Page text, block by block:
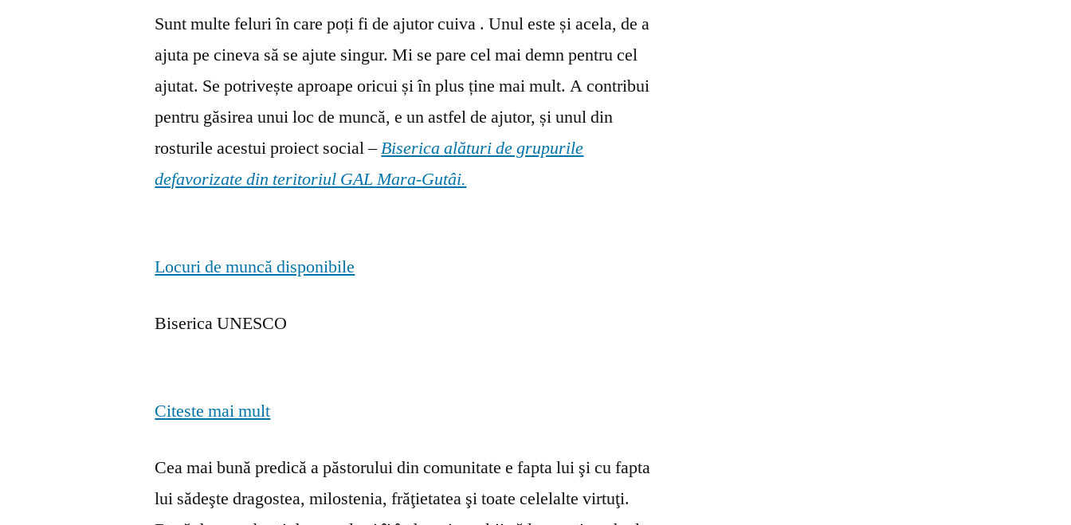
Sunt multe feluri în care poți fi de ajutor cuiva . Unul este și acela, de a
ajuta pe cineva să se ajute singur. Mi se pare cel mai demn pentru cel
ajutat. Se potrivește aproape oricui și în plus ține mai mult. A contribui
pentru găsirea unui loc de muncă, e un astfel de ajutor, și unul din
rosturile acestui proiect social –Biserica alături de grupurile
defavorizate din teritoriul GAL Mara-Gutâi.
Locuri de muncă disponibile
Biserica UNESCO
Citeste mai mult
Cea mai bună predică a păstorului din comunitate e fapta lui şi cu fapta
lui sădeşte dragostea, milostenia, frăţietatea şi toate celelalte virtuţi.